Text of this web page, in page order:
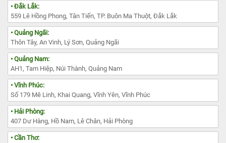
• Đắk Lắk:
559 Lê Hồng Phong, Tân Tiến, TP. Buôn Ma Thuột, Đắk Lắk
• Quảng Ngãi:
Thôn Tây, An Vinh, Lý Sơn, Quảng Ngãi
• Quảng Nam:
AH1, Tam Hiệp, Núi Thành, Quảng Nam
• Vĩnh Phúc:
Số 179 Mê Linh, Khai Quang, Vĩnh Yên, Vĩnh Phúc
• Hải Phòng:
407 Dư Hàng, Hồ Nam, Lê Chân, Hải Phòng
• Cần Thơ: